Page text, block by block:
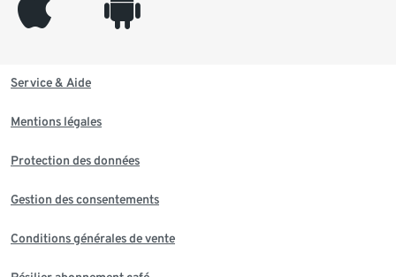
Service & Aide
Mentions légales
Protection des données
Gestion des consentements
Conditions générales de vente